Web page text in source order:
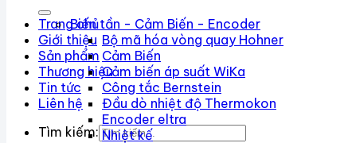
Trang chủ
Giới thiệu
Sản phẩm
Thương hiệu
Tin tức
Liên hệ
Tìm kiếm:
Biến tần - Cảm Biến - Encoder
Bộ mã hóa vòng quay Hohner
Cảm Biến
Cảm biến áp suất WiKa
Công tắc Bernstein
Đầu dò nhiệt độ Thermokon
Encoder eltra
Nhiệt kế